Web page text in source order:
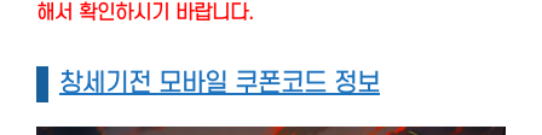
해서 확인하시기 바랍니다.
창세기전 모바일 쿠폰코드 정보